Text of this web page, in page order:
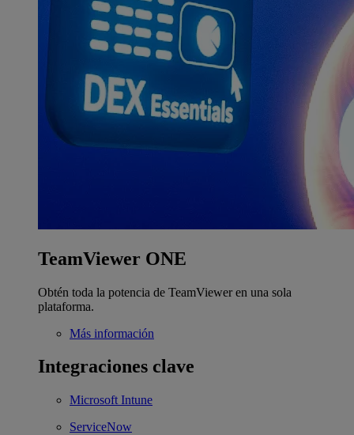
TeamViewer ONE
Obtén toda la potencia de TeamViewer en una sola
plataforma.
Más información
Integraciones clave
Microsoft Intune
ServiceNow